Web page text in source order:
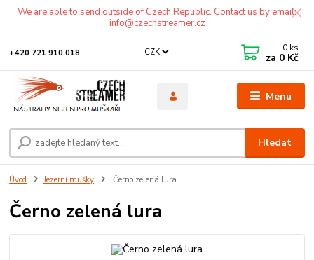
We are able to send outside of Czech Republic. Contact us by email:
info@czechstreamer.cz
Menu
CZK
Hledat
+420 721 910 018 0 ks
za 0 Kč
Úvod Jezerní mušky Černo zelená lura
Černo zelená lura